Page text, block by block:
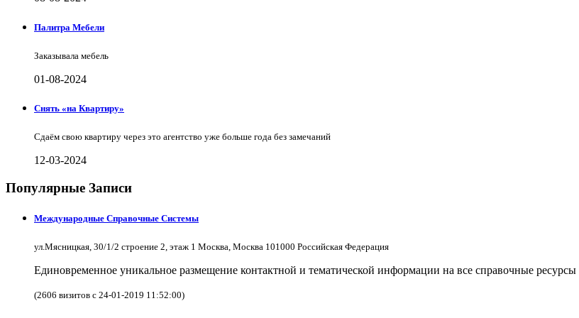
Палитра Мебели
Заказывала мебель
01-08-2024
Снять «на Квартиру»
Сдаём свою квартиру через это агентство уже больше года без замечаний
12-03-2024
Популярные Записи
Международные Справочные Системы
ул.Мясницкая, 30/1/2 строение 2, этаж 1 Москва, Москва 101000 Российская Федерация
Единовременное уникальное размещение контактной и тематической информации на все справочные
(2606 визитов с 24-01-2019 11:52:00)